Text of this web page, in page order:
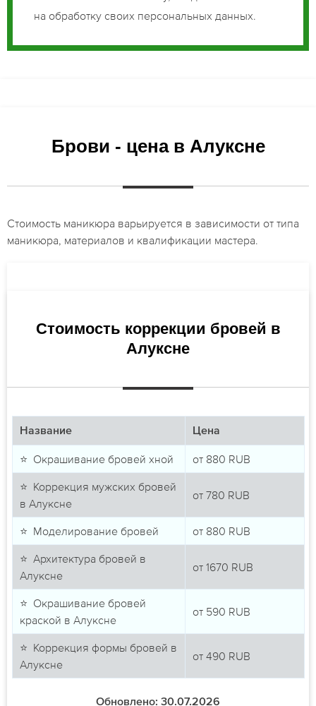
на обработку своих персональных данных.
Брови - цена в Алуксне
Стоимость маникюра варьируется в зависимости от типа
маникюра, материалов и квалификации мастера.
Стоимость коррекции бровей в
Алуксне
Название Цена
⭐ Окрашивание бровей хной от 880 RUB
⭐ Коррекция мужских бровей
в Алуксне
от 780 RUB
⭐ Моделирование бровей от 880 RUB
⭐ Архитектура бровей в
Алуксне
от 1670 RUB
⭐ Окрашивание бровей
краской в Алуксне
от 590 RUB
⭐ Коррекция формы бровей в
Алуксне
от 490 RUB
Обновлено: 30.07.2026